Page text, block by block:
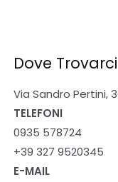
Dove Trovarci
Via Sandro Pertini,
TELEFONI
0935 578724
+39 327 9520345
E-MAIL